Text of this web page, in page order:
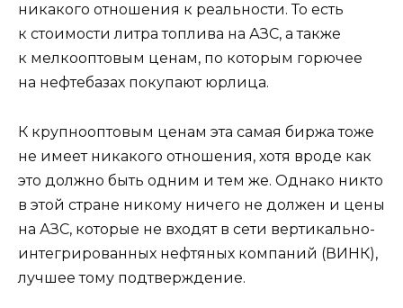
никакого отношения к реальности. То есть
к стоимости литра топлива на АЗС, а также
к мелкооптовым ценам, по которым горючее
на нефтебазах покупают юрлица.
К крупнооптовым ценам эта самая биржа тоже
не имеет никакого отношения, хотя вроде как
это должно быть одним и тем же. Однако никто
в этой стране никому ничего не должен и цены
на АЗС, которые не входят в сети вертикально-
интегрированных нефтяных компаний (ВИНК),
лучшее тому подтверждение.